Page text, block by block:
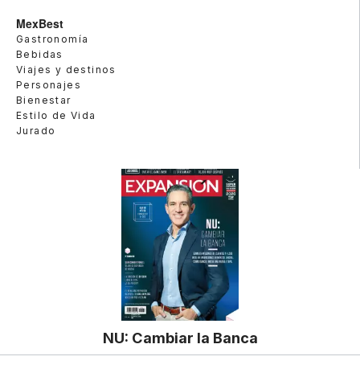
MexBest
Gastronomía
Bebidas
Viajes y destinos
Personajes
Bienestar
Estilo de Vida
Jurado
NU: Cambiar la Banca